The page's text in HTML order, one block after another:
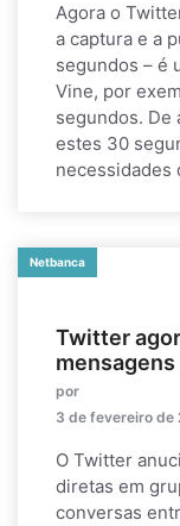
Agora o
a captura e a
segundos – é
Vine, por
segundos. De
estes 30
necessidades
Netbanca
Twitter
por
3 de fevereiro de
O Twitter
diretas em
conversas